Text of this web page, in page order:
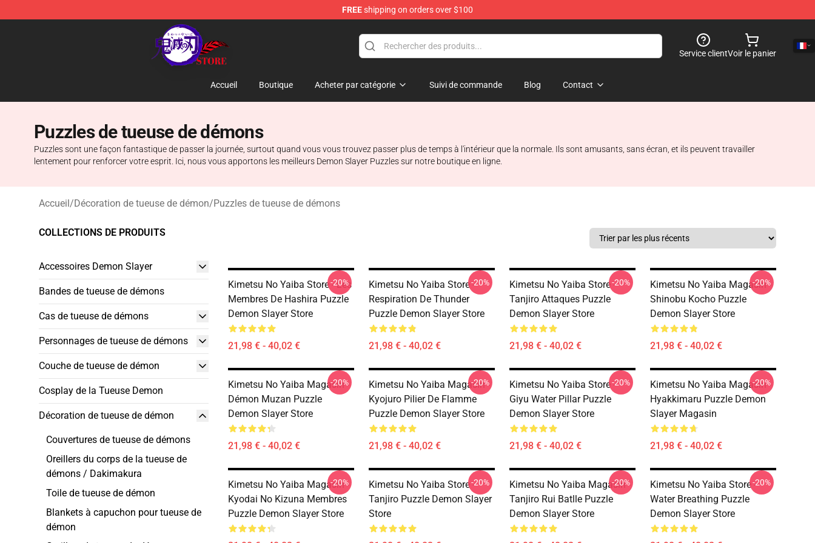
FREEshipping on orders over $100
Kimetsu no Yaiba Store - Official Kimetsu no Yaiba Merchandise Shop
Service clientVoir le panier
Accueil Boutique Acheter par catégorie Suivi de commande Blog Contact
Puzzles de tueuse de démons
Puzzles sont une façon fantastique de passer la journée, surtout quand vous vous trouvez passer plus de temps à l'intérieur que la normale. Ils sont amusants, sans écran, et ils peuvent travailler
lentement pour renforcer votre esprit. Ici, nous vous apportons les meilleurs Demon Slayer Puzzles sur notre boutique en ligne.
Accueil/Décoration de tueuse de démon/Puzzles de tueuse de démons
COLLECTIONS DE PRODUITS
Accessoires Demon Slayer
Bandes de tueuse de démons
Cas de tueuse de démons
Personnages de tueuse de démons
Couche de tueuse de démon
Cosplay de la Tueuse Demon
Décoration de tueuse de démon
Couvertures de tueuse de démons
Oreillers du corps de la tueuse de
démons / Dakimakura
Toile de tueuse de démon
Blankets à capuchon pour tueuse de
démon
Kimetsu No Yaiba Store - Les
Membres De Hashira Puzzle
Demon Slayer Store
21,98 € - 40,02 €
-20%
Kimetsu No Yaiba Store -
Respiration De Thunder
Puzzle Demon Slayer Store
21,98 € - 40,02 €
-20%
Kimetsu No Yaiba Store -
Tanjiro Attaques Puzzle
Demon Slayer Store
21,98 € - 40,02 €
-20%
Kimetsu No Yaiba Magasin -
Shinobu Kocho Puzzle
Demon Slayer Store
21,98 € - 40,02 €
-20%
Kimetsu No Yaiba Magasin -
Démon Muzan Puzzle
Demon Slayer Store
21,98 € - 40,02 €
-20%
Kimetsu No Yaiba Magasin -
Kyojuro Pilier De Flamme
Puzzle Demon Slayer Store
21,98 € - 40,02 €
-20%
Kimetsu No Yaiba Store -
Giyu Water Pillar Puzzle
Demon Slayer Store
21,98 € - 40,02 €
-20%
Kimetsu No Yaiba Magasin -
Hyakkimaru Puzzle Demon
Slayer Magasin
21,98 € - 40,02 €
-20%
Kimetsu No Yaiba Magasin -
Kyodai No Kizuna Membres
Puzzle Demon Slayer Store
-20%
Kimetsu No Yaiba Store -
Tanjiro Puzzle Demon Slayer
Store
-20%
Kimetsu No Yaiba Magasin -
Tanjiro Rui Batlle Puzzle
Demon Slayer Store
-20%
Kimetsu No Yaiba Store -
Water Breathing Puzzle
Demon Slayer Store
-20%